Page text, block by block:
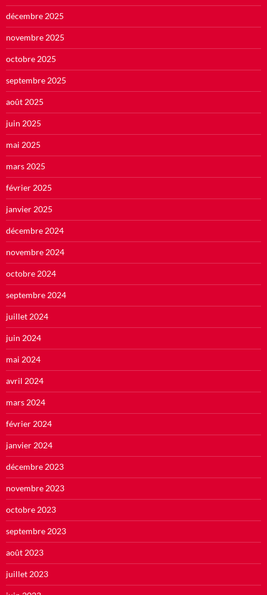
décembre 2025
novembre 2025
octobre 2025
septembre 2025
août 2025
juin 2025
mai 2025
mars 2025
février 2025
janvier 2025
décembre 2024
novembre 2024
octobre 2024
septembre 2024
juillet 2024
juin 2024
mai 2024
avril 2024
mars 2024
février 2024
janvier 2024
décembre 2023
novembre 2023
octobre 2023
septembre 2023
août 2023
juillet 2023